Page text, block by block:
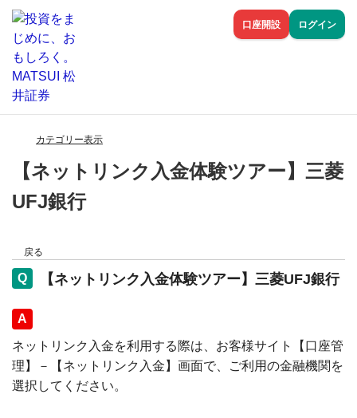
口座開設 ログイン
カテゴリー表示
【ネットリンク入金体験ツアー】三菱
UFJ銀行
戻る
【ネットリンク入金体験ツアー】三菱UFJ銀行
回答
ネットリンク入金を利用する際は、お客様サイト【口座管
理】－【ネットリンク入金】画面で、ご利用の金融機関を
選択してください。